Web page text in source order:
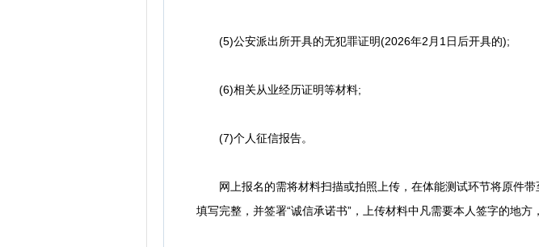
(5)公安派出所开具的无犯罪证明(2026年2月1日后开具的);
(6)相关从业经历证明等材料;
(7)个人征信报告。
网上报名的需将材料扫描或拍照上传，在体能测试环节将原件带
填写完整，并签署“诚信承诺书”，上传材料中凡需要本人签字的地方